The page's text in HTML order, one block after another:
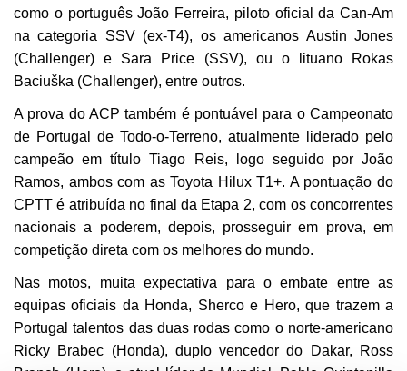
como o português João Ferreira, piloto oficial da Can-Am
na categoria SSV (ex-T4), os americanos Austin Jones
(Challenger) e Sara Price (SSV), ou o lituano Rokas
Baciuška (Challenger), entre outros.
A prova do ACP também é pontuável para o Campeonato
de Portugal de Todo-o-Terreno, atualmente liderado pelo
campeão em título Tiago Reis, logo seguido por João
Ramos, ambos com as Toyota Hilux T1+. A pontuação do
CPTT é atribuída no final da Etapa 2, com os concorrentes
nacionais a poderem, depois, prosseguir em prova, em
competição direta com os melhores do mundo.
Nas motos, muita expectativa para o embate entre as
equipas oficiais da Honda, Sherco e Hero, que trazem a
Portugal talentos das duas rodas como o norte-americano
Ricky Brabec (Honda), duplo vencedor do Dakar, Ross